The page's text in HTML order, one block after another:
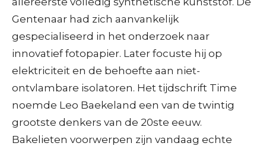
Gentenaar had zich aanvankelijk
gespecialiseerd in het onderzoek naar
innovatief fotopapier. Later focuste hij op
elektriciteit en de behoefte aan niet-
ontvlambare isolatoren. Het tijdschrift Time
noemde Leo Baekeland een van de twintig
grootste denkers van de 20ste eeuw.
Bakelieten voorwerpen zijn vandaag echte